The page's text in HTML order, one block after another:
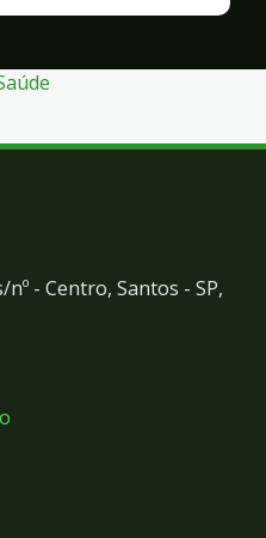
- Centro, Santos - SP,